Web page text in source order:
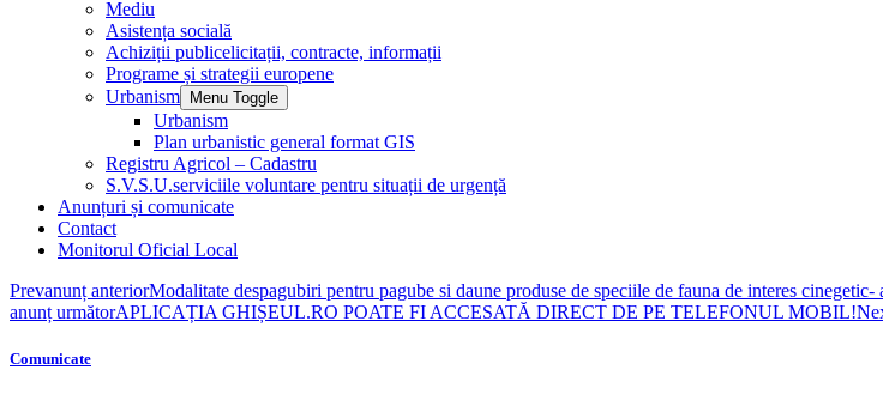
Mediu
Asistența socială
Achiziții publicelicitații, contracte, informații
Programe și strategii europene
Urbanism
Menu Toggle
Urbanism
Plan urbanistic general format GIS
Registru Agricol – Cadastru
S.V.S.U.serviciile voluntare pentru situații de urgență
Anunțuri și comunicate
Contact
Monitorul Oficial Local
Prevanunț anteriorModalitate despagubiri pentru pagube si daune produse de speciile de fauna de interes cinegetic-
anunț următorAPLICAȚIA GHIȘEUL.RO POATE FI ACCESATĂ DIRECT DE PE TELEFONUL MOBIL!
Comunicate